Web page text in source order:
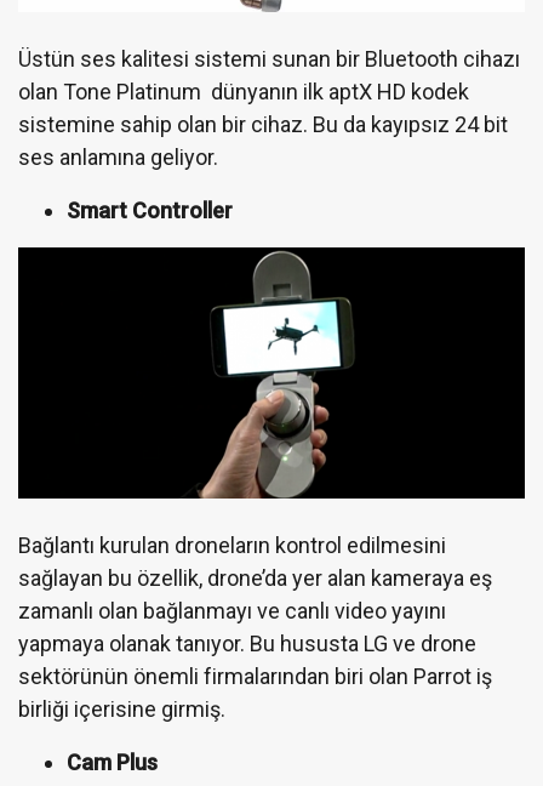
Üstün ses kalitesi sistemi sunan bir Bluetooth cihazı
olan Tone Platinum dünyanın ilk aptX HD kodek
sistemine sahip olan bir cihaz. Bu da kayıpsız 24 bit
ses anlamına geliyor.
Smart Controller
Bağlantı kurulan droneların kontrol edilmesini
sağlayan bu özellik, drone’da yer alan kameraya eş
zamanlı olan bağlanmayı ve canlı video yayını
yapmaya olanak tanıyor. Bu hususta LG ve drone
sektörünün önemli firmalarından biri olan Parrot iş
birliği içerisine girmiş.
Cam Plus